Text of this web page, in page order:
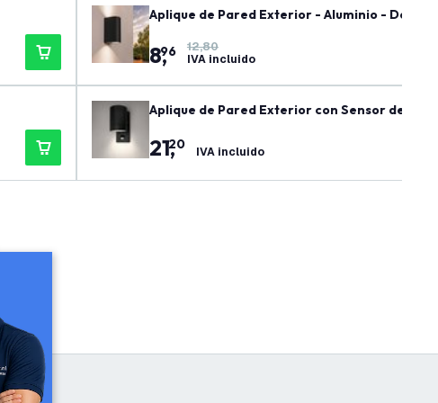
Aplique de Pared Exterior - Aluminio - Doble
8,
96
12,80
IVA incluido
Aplique de Pared Exterior con Sensor de
21,
20 IVA incluido